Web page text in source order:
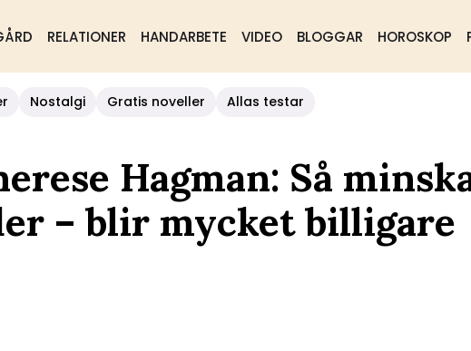
RELATIONER HANDARBETE VIDEO BLOGGAR HOROSKOP
Nostalgi Gratis noveller
Allas testar
Hagman: Så
– blir mycket billigare